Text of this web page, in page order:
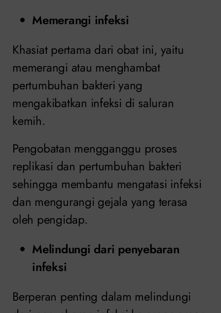
Memerangi infeksi
Khasiat pertama dari obat ini, yaitu
memerangi atau menghambat
pertumbuhan bakteri yang
mengakibatkan infeksi di saluran
kemih.
Pengobatan mengganggu proses
replikasi dan pertumbuhan bakteri
sehingga membantu mengatasi infeksi
dan mengurangi gejala yang terasa
oleh pengidap.
Melindungi dari penyebaran
infeksi
Berperan penting dalam melindungi